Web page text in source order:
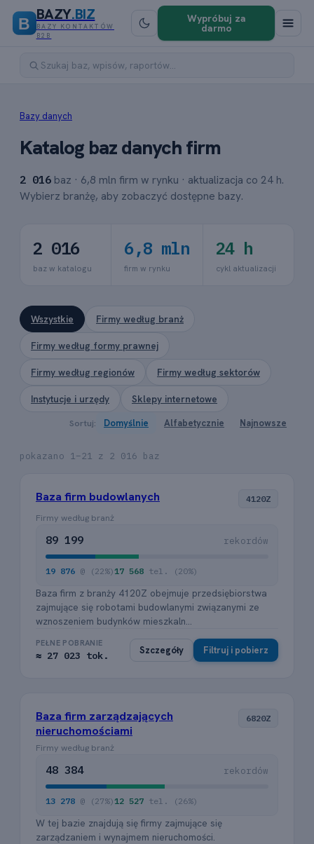
B
BAZY.BIZ
BAZY KONTAKTÓW
B2B
Wypróbuj za
darmo
Bazy danych
Katalog baz danych firm
2 016 baz · 6,8 mln firm w rynku · aktualizacja co 24 h.
Wybierz branżę, aby zobaczyć dostępne bazy.
2 016
baz w katalogu
6,8 mln
firm w rynku
24 h
cykl aktualizacji
Wszystkie Firmy według branż
Firmy według formy prawnej
Firmy według regionów Firmy według sektorów
Instytucje i urzędy Sklepy internetowe
Sortuj: Domyślnie Alfabetycznie Najnowsze
pokazano 1–21 z 2 016 baz
Baza firm budowlanych 4120Z
Firmy według branż
89 199 rekordów
19 876 @ (22%)17 568 tel. (20%)
Baza firm z branży 4120Z obejmuje przedsiębiorstwa
zajmujące się robotami budowlanymi związanymi ze
wznoszeniem budynków mieszkaln...
PEŁNE POBRANIE
≈ 27 023 tok. Szczegóły Filtruj i pobierz
Baza firm zarządzających
nieruchomościami
6820Z
Firmy według branż
48 384 rekordów
13 278 @ (27%)12 527 tel. (26%)
W tej bazie znajdują się firmy zajmujące się
zarządzaniem i wynajmem nieruchomości.